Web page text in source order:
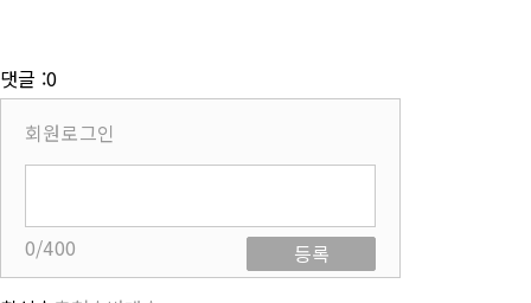
댓글 :0
회원로그인
0/400
등록